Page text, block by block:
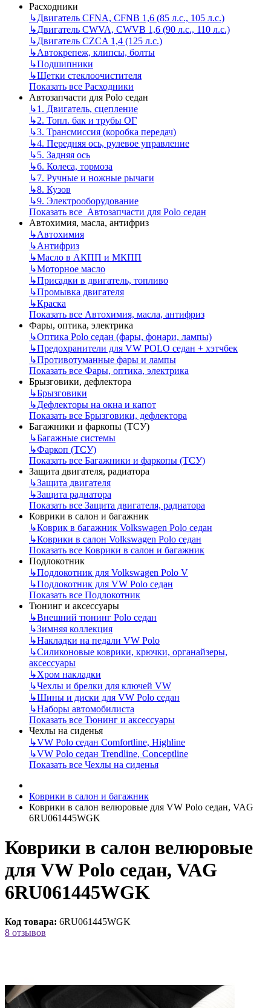
Расходники
↳Двигатель CFNA, CFNB 1,6 (85 л.с., 105 л.с.)
↳Двигатель CWVA, CWVB 1,6 (90 л.с., 110 л.с.)
↳Двигатель CZCA 1,4 (125 л.с.)
↳Автокрепеж, клипсы, болты
↳Подшипники
↳Щетки стеклоочистителя
Показать все Расходники
Автозапчасти для Polo седан
↳1. Двигатель, сцепление
↳2. Топл. бак и трубы ОГ
↳3. Трансмиссия (коробка передач)
↳4. Передняя ось, рулевое управление
↳5. Задняя ось
↳6. Колеса, тормоза
↳7. Ручные и ножные рычаги
↳8. Кузов
↳9. Электрооборудование
Показать все Автозапчасти для Polo седан
Автохимия, масла, антифриз
↳Автохимия
↳Антифриз
↳Масло в АКПП и МКПП
↳Моторное масло
↳Присадки в двигатель, топливо
↳Промывка двигателя
↳Краска
Показать все Автохимия, масла, антифриз
Фары, оптика, электрика
↳Оптика Polo седан (фары, фонари, лампы)
↳Предохранители для VW POLO седан + хэтчбек
↳Противотуманные фары и лампы
Показать все Фары, оптика, электрика
Брызговики, дефлектора
↳Брызговики
↳Дефлекторы на окна и капот
Показать все Брызговики, дефлектора
Багажники и фаркопы (ТСУ)
↳Багажные системы
↳Фаркоп (ТСУ)
Показать все Багажники и фаркопы (ТСУ)
Защита двигателя, радиатора
↳Защита двигателя
↳Защита радиатора
Показать все Защита двигателя, радиатора
Коврики в салон и багажник
↳Коврик в багажник Volkswagen Polo седан
↳Коврики в салон Volkswagen Polo седан
Показать все Коврики в салон и багажник
Подлокотник
↳Подлокотник для Volkswagen Polo V
↳Подлокотник для VW Polo седан
Показать все Подлокотник
Тюнинг и аксессуары
↳Внешний тюнинг Polo седан
↳Зимняя коллекция
↳Накладки на педали VW Polo
↳Силиконовые коврики, крючки, органайзеры,
аксессуары
↳Хром накладки
↳Чехлы и брелки для ключей VW
↳Шины и диски для VW Polo седан
↳Наборы автомобилиста
Показать все Тюнинг и аксессуары
Чехлы на сиденья
↳VW Polo седан Comfortline, Highline
↳VW Polo седан Trendline, Conceptline
Показать все Чехлы на сиденья
Коврики в салон и багажник
Коврики в салон велюровые для VW Polo седан, VAG
6RU061445WGK
Коврики в салон велюровые
для VW Polo седан, VAG
6RU061445WGK
Код товара: 6RU061445WGK
8 отзывов